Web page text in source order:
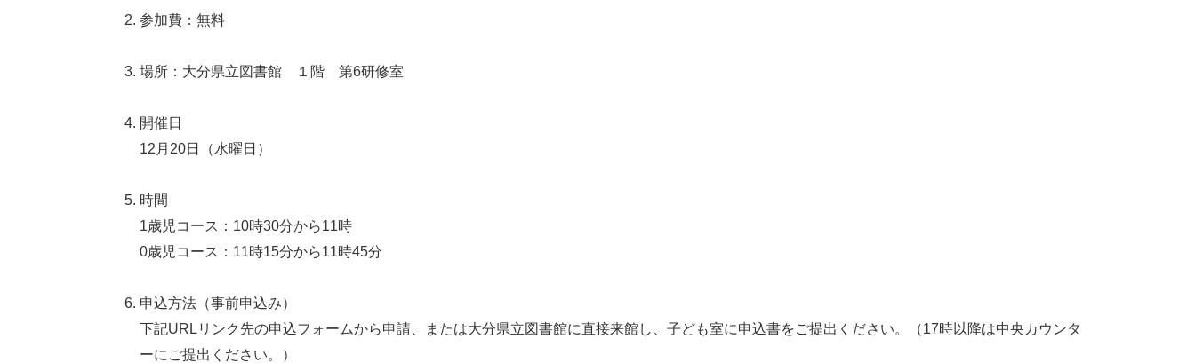
参加費：無料
場所：大分県立図書館 １階 第6研修室
開催日
12月20日（水曜日）
時間
1歳児コース：10時30分から11時
0歳児コース：11時15分から11時45分
申込方法（事前申込み）
下記URLリンク先の申込フォームから申請、または大分県立図書館に直接来館し、子ども室に申込書をご提出ください。（17時以降は中央カウンタ
ーにご提出ください。）